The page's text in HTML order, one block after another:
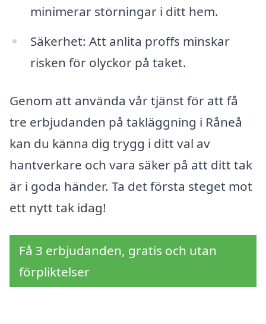
minimerar störningar i ditt hem.
Säkerhet: Att anlita proffs minskar
risken för olyckor på taket.
Genom att använda vår tjänst för att få
tre erbjudanden på takläggning i Råneå
kan du känna dig trygg i ditt val av
hantverkare och vara säker på att ditt tak
är i goda händer. Ta det första steget mot
ett nytt tak idag!
Få 3 erbjudanden, gratis och utan
förpliktelser